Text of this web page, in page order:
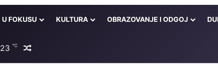
U FOKUSU KULTURA OBRAZOVANJE I ODGOJ
23 ℃ Random članak